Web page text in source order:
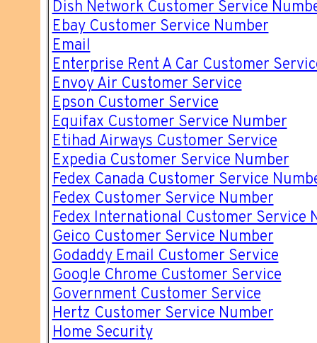
Dish Network Customer Service
Ebay Customer Service Number
Email
Enterprise Rent A Car Customer
Envoy Air Customer Service
Epson Customer Service
Equifax Customer Service Number
Etihad Airways Customer Service
Expedia Customer Service Number
Fedex Canada Customer Service
Fedex Customer Service Number
Fedex International Customer Service
Geico Customer Service Number
Godaddy Email Customer Service
Google Chrome Customer Service
Government Customer Service
Hertz Customer Service Number
Home Security